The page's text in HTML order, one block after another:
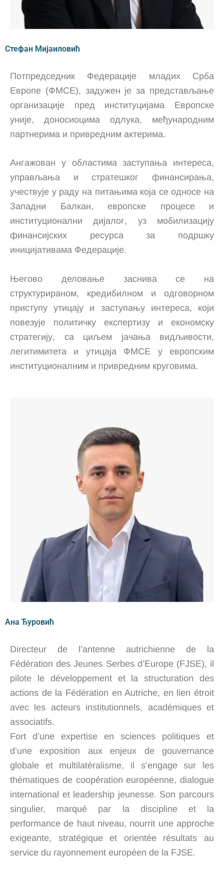
Стефан Мијаиловић
Потпредседник Федерације младих Срба
Европе (ФМСЕ), задужен је за представљање
организације пред институцијама Европске
уније, доносиоцима одлука, међународним
партнерима и привредним актерима.
Ангажован у областима заступања интереса,
управљања и стратешког финансирања,
учествује у раду на питањима која се односе на
Западни Балкан, европске процесе и
институционални дијалог, уз мобилизацију
финансијских ресурса за подршку
иницијативама Федерације.
Његово деловање заснива се на
структурираном, кредибилном и одговорном
приступу утицају и заступању интереса, који
повезује политичку експертизу и економску
стратегију, са циљем јачања видљивости,
легитимитета и утицаја ФМСЕ у европским
институционалним и привредним круговима.
Ана Ђуровић
Directeur de l’antenne autrichienne de la
Fédération des Jeunes Serbes d’Europe (FJSE), il
pilote le développement et la structuration des
actions de la Fédération en Autriche, en lien étroit
avec les acteurs institutionnels, académiques et
associatifs.
Fort d’une expertise en sciences politiques et
d’une exposition aux enjeux de gouvernance
globale et multilatéralisme, il s’engage sur les
thématiques de coopération européenne, dialogue
international et leadership jeunesse. Son parcours
singulier, marqué par la discipline et la
performance de haut niveau, nourrit une approche
exigeante, stratégique et orientée résultats au
service du rayonnement européen de la FJSE.